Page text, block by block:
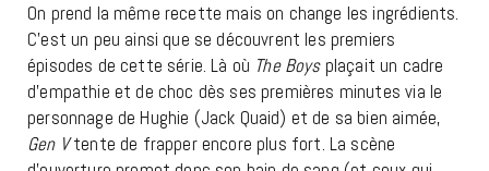
On prend la même recette mais on change les ingrédients.
C’est un peu ainsi que se découvrent les premiers
épisodes de cette série. Là où The Boys plaçait un cadre
d’empathie et de choc dès ses premières minutes via le
personnage de Hughie (Jack Quaid) et de sa bien aimée,
Gen Vtente de frapper encore plus fort. La scène